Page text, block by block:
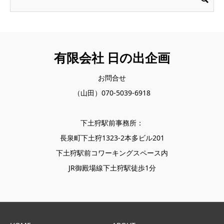
有限会社 日の出企画
お問合せ
（山田）070-5039-6918
下土狩駅前事務所：
長泉町下土狩1323-2本多ビル201
下土狩駅前コワーキングスペース内
JR御殿場線下土狩駅徒歩1分